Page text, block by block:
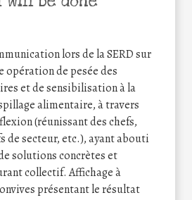
lors de la SERD sur
opération de pesée des
et de sensibilisation à la
alimentaire, à travers
(réunissant des chefs,
de secteur, etc.), ayant abouti
solutions concrètes et
collectif. Affichage à
présentant le résultat